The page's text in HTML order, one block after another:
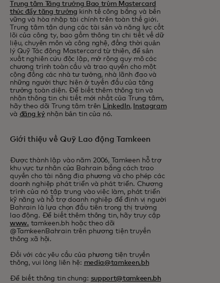
Trung tâm Tăng trưởng Bao trùm Mastercard
thúc đẩy tăng trưởng kinh tế công bằng và bền
vững và hòa nhập tài chính trên toàn thế giới.
Trung tâm tận dụng các tài sản và năng lực cốt
lõi của công ty, bao gồm thông tin chi tiết về dữ
liệu, chuyên môn và công nghệ, đồng thời quản
lý Quỹ Tác động Mastercard từ thiện, để sản
xuất nghiên cứu độc lập, mở rộng quy mô các
chương trình toàn cầu và trao quyền cho một
cộng đồng các nhà tư tưởng, nhà lãnh đạo và
những người thực hiện ở tuyến đầu của tăng
trưởng toàn diện. Để biết thêm thông tin và
nhận thông tin chi tiết mới nhất của Trung tâm,
hãy theo dõi Trung tâm trên LinkedIn, Instagram
và đăng kýnhận bản tin của nó.
Giới thiệu về Quỹ Lao động Tamkeen
Được thành lập vào năm 2006, Tamkeen hỗ trợ
khu vực tư nhân của Bahrain bằng cách trao
quyền cho tài năng địa phương và cho phép các
doanh nghiệp phát triển và phát triển. Chương
trình của nó tập trung vào việc làm, phát triển
kỹ năng và hỗ trợ doanh nghiệp để định vị người
Bahrain là lựa chọn đầu tiên trong thị trường
lao động. Để biết thêm thông tin, hãy truy cập
www. tamkeen.bh hoặc theo dõi
@TamkeenBahrain trên phương tiện truyền
thông xã hội.
Đối với các yêu cầu của phương tiện truyền
thông, vui lòng liên hệ: media@tamkeen.bh
Để biết thông tin chung: support@tamkeen.bh